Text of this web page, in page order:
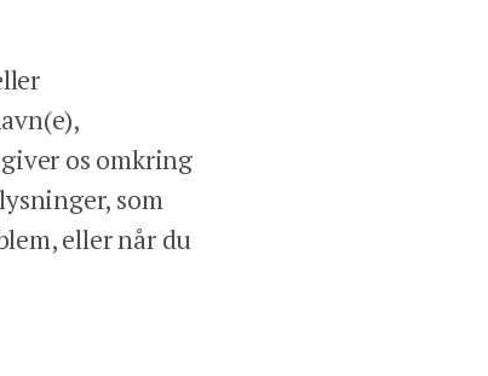
os omkring
som
eller når du